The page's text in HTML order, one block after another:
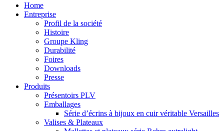
Home
Entreprise
Profil de la société
Histoire
Groupe Kling
Durabilité
Foires
Downloads
Presse
Produits
Présentoirs PLV
Emballages
Série d’écrins à bijoux en cuir véritable Versailles
Valises & Plateaux